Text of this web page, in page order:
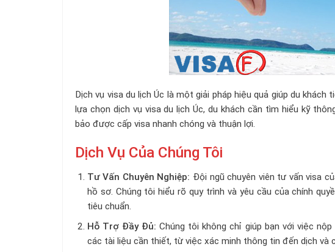
Dịch vụ visa du lịch Úc là một giải pháp hiệu quả giúp du
lựa chọn dịch vụ visa du lịch Úc, du khách cần tìm hiểu kỹ
bảo được cấp visa nhanh chóng và thuận lợi.
Dịch Vụ Của Chúng Tôi
Tư Vấn Chuyên Nghiệp: Đội ngũ chuyên viên tư vấn visa
hồ sơ. Chúng tôi hiểu rõ quy trình và yêu cầu của chính
tiêu chuẩn.
Hỗ Trợ Đầy Đủ: Chúng tôi không chỉ giúp bạn với việc
các tài liệu cần thiết, từ việc xác minh thông tin đến dịch và